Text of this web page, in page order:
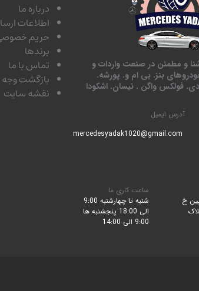
و مطمئن در صنعت واردات و
بنز. بی ام و. پورشه.
فولکس واگن . نیسان. اشکودا
آدرس ایمیل
خ
ساعت کاری ما
شنبه تا چهارشنبه 9:00
الی 18:00 پنجشنبه ها
9:00 الی 14:00
درباره ما
اطلاعات
حریم
برندها
تماس با ما
بازگشت وجه
نقشه سایت